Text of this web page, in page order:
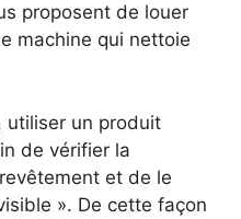
proposent de louer
machine qui nettoie
utiliser un produit
de vérifier la
et de le
». De cette façon